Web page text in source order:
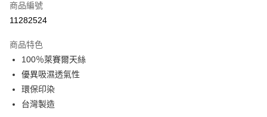
超商取貨付款
Apple Pay
悠遊付
Google Pay
商品編號
11282524
商品特色
100％萊賽爾天絲
優異吸濕透氣性
環保印染
台灣製造